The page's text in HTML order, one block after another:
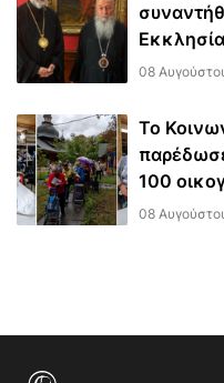
08
Το
100
08